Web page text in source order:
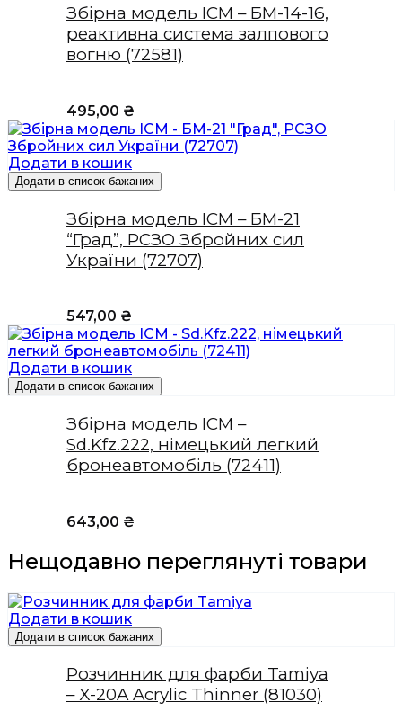
Збірна модель ICM – БМ-14-16,
реактивна система залпового
вогню (72581)
495,00 ₴
Додати в кошик
Додати в список бажаних
Збірна модель ICM – БМ-21
“Град”, РСЗО Збройних сил
України (72707)
547,00 ₴
Додати в кошик
Додати в список бажаних
Збірна модель ICM –
Sd.Kfz.222, німецький легкий
бронеавтомобіль (72411)
643,00 ₴
Нещодавно переглянуті товари
Додати в кошик
Додати в список бажаних
Розчинник для фарби Tamiya
– X-20A Acrylic Thinner (81030)